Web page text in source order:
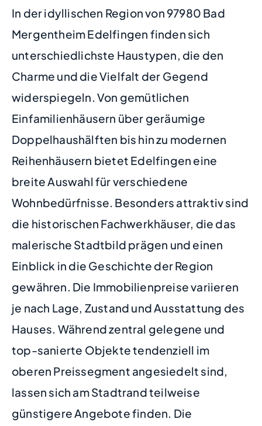
In der idyllischen Region von 97980 Bad
Mergentheim Edelfingen finden sich
unterschiedlichste Haustypen, die den
Charme und die Vielfalt der Gegend
widerspiegeln. Von gemütlichen
Einfamilienhäusern über geräumige
Doppelhaushälften bis hin zu modernen
Reihenhäusern bietet Edelfingen eine
breite Auswahl für verschiedene
Wohnbedürfnisse. Besonders attraktiv sind
die historischen Fachwerkhäuser, die das
malerische Stadtbild prägen und einen
Einblick in die Geschichte der Region
gewähren. Die Immobilienpreise variieren
je nach Lage, Zustand und Ausstattung des
Hauses. Während zentral gelegene und
top-sanierte Objekte tendenziell im
oberen Preissegment angesiedelt sind,
lassen sich am Stadtrand teilweise
günstigere Angebote finden. Die